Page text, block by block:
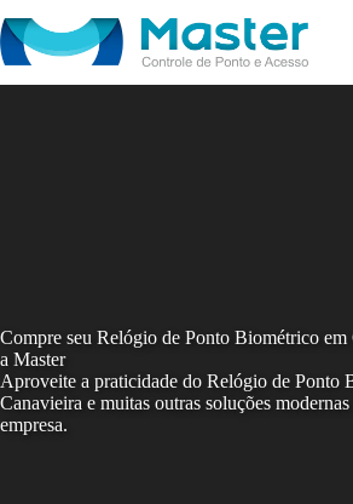
to
content
Compre seu Relógio de Ponto Biométrico em
a Master
Aproveite a praticidade do Relógio de Ponto
Canavieira e muitas outras soluções modernas
empresa.